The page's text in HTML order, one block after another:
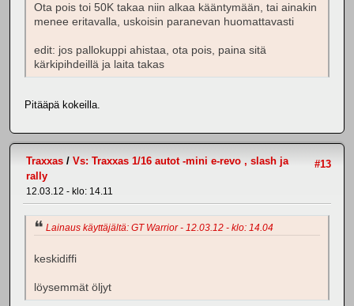
Ota pois toi 50K takaa niin alkaa kääntymään, tai ainakin
menee eritavalla, uskoisin paranevan huomattavasti
edit: jos pallokuppi ahistaa, ota pois, paina sitä
kärkipihdeillä ja laita takas
Pitääpä kokeilla.
#13
Traxxas / Vs: Traxxas 1/16 autot -mini e-revo , slash ja
rally
12.03.12 - klo: 14.11
Lainaus käyttäjältä: GT Warrior - 12.03.12 - klo: 14.04
keskidiffi
löysemmät öljyt